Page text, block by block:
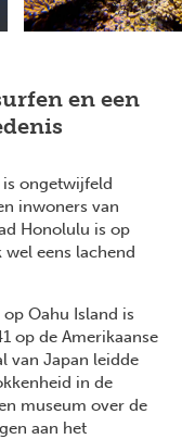
en een
is ongetwijfeld
inwoners van
Honolulu is op
eens lachend
Oahu Island is
op de Amerikaanse
van Japan leidde
in de
museum over de
aan het